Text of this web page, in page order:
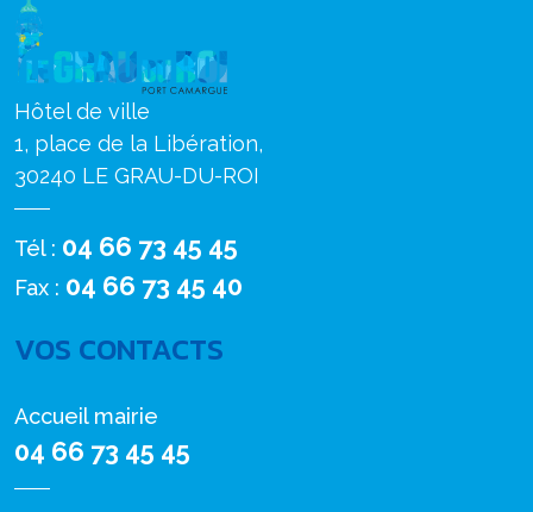
Hôtel de ville
1, place de la Libération,
30240 LE GRAU-DU-ROI
Tél : 04 66 73 45 45
Fax : 04 66 73 45 40
VOS CONTACTS
Accueil mairie
04 66 73 45 45